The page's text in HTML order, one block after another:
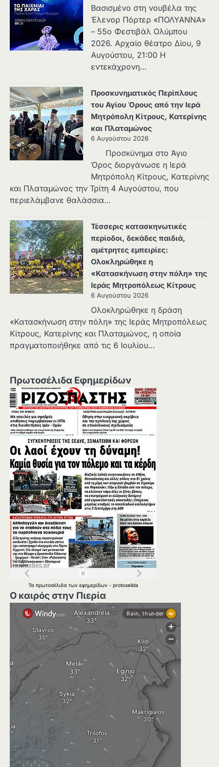
Βασισμένο στη νουβέλα της
Έλενορ Πόρτερ «ΠΟΛΥΑΝΝΑ»
– 55ο Φεστιβάλ Ολύμπου
2026. Αρχαίο θέατρο Δίου, 9
Αυγούστου, 21:00 Η
εντεκάχρονη…
Προσκυνηματικός Περίπλους
του Αγίου Όρους από την Ιερά
Μητρόπολη Κίτρους, Κατερίνης
και Πλαταμώνος
6 Αυγούστου 2026
Προσκύνημα στο Άγιο
Όρος διοργάνωσε η Ιερά
Μητρόπολη Κίτρους, Κατερίνης
και Πλαταμώνος την Τρίτη 4 Αυγούστου, που
περιελάμβανε θαλάσσια…
Τέσσερις κατασκηνωτικές
περίοδοι, δεκάδες παιδιά,
αμέτρητες εμπειρίες:
Ολοκληρώθηκε η
«Κατασκήνωση στην πόλη» της
Ιεράς Μητροπόλεως Κίτρους
6 Αυγούστου 2026
Ολοκληρώθηκε η δράση
«Κατασκήνωση στην πόλη» της Ιεράς Μητροπόλεως
Κίτρους, Κατερίνης και Πλαταμώνος, η οποία
πραγματοποιήθηκε από τις 6 Ιουλίου…
Πρωτοσέλιδα Εφημερίδων
Τα πρωτοσέλιδα των εφημερίδων - protoselida
Ο καιρός στην Πιερία